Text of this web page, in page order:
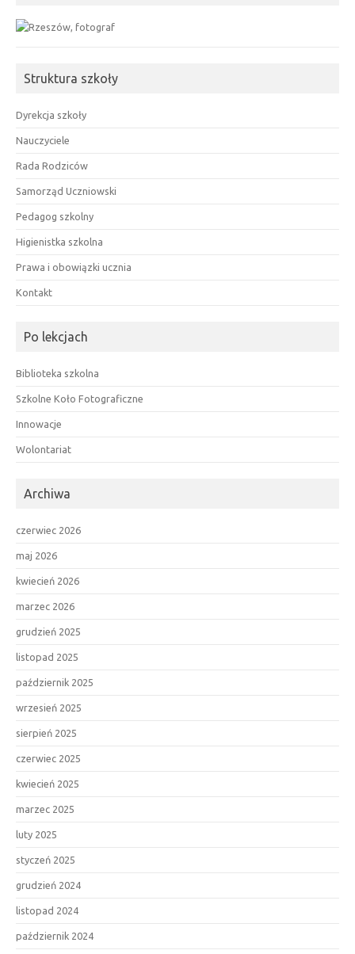
Struktura szkoły
Dyrekcja szkoły
Nauczyciele
Rada Rodziców
Samorząd Uczniowski
Pedagog szkolny
Higienistka szkolna
Prawa i obowiązki ucznia
Kontakt
Po lekcjach
Biblioteka szkolna
Szkolne Koło Fotograficzne
Innowacje
Wolontariat
Archiwa
czerwiec 2026
maj 2026
kwiecień 2026
marzec 2026
grudzień 2025
listopad 2025
październik 2025
wrzesień 2025
sierpień 2025
czerwiec 2025
kwiecień 2025
marzec 2025
luty 2025
styczeń 2025
grudzień 2024
listopad 2024
październik 2024